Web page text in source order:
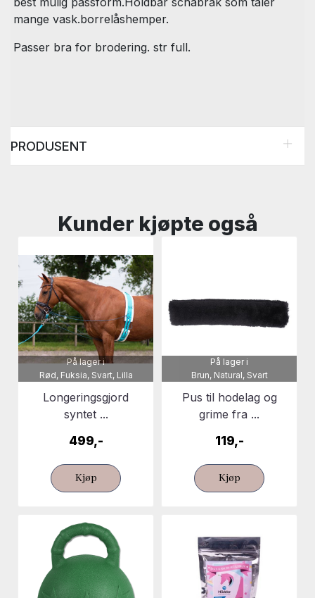
mange vask.borrelåshemper.
Passer bra for brodering. str full.
PRODUSENT
Kunder kjøpte også
På lager i
Rød, Fuksia, Svart, Lilla
Longeringsgjord
syntet ...
499,-
Kjøp
På lager i
Brun, Natural, Svart
Pus til hodelag og
grime fra ...
119,-
Kjøp